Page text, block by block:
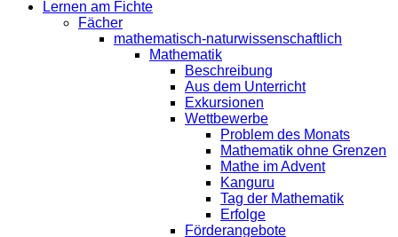
Lernen am Fichte
Fächer
mathematisch-naturwissenschaftlich
Mathematik
Beschreibung
Aus dem Unterricht
Exkursionen
Wettbewerbe
Problem des Monats
Mathematik ohne Grenzen
Mathe im Advent
Kanguru
Tag der Mathematik
Erfolge
Förderangebote